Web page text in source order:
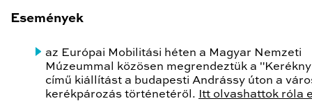
Események
az Európai Mobilitási héten a Magyar Nemzeti
Múzeummal közösen megrendeztük a
című kiállítást a budapesti Andrássy úton a
kerékpározás történetéről. Itt olvashattok róla